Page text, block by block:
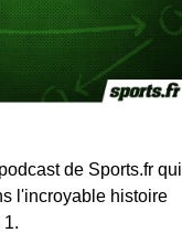
de Sports.fr qui
l'incroyable histoire
1.